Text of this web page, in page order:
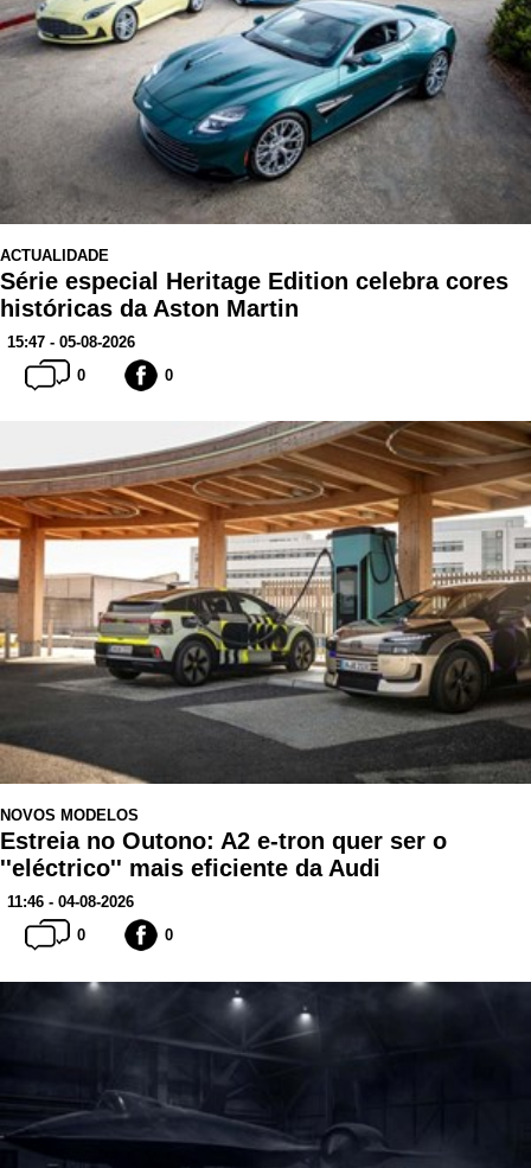
ACTUALIDADE
Série especial Heritage Edition celebra cores
históricas da Aston Martin
15:47 - 05-08-2026
0
0
NOVOS MODELOS
Estreia no Outono: A2 e-tron quer ser o
''eléctrico'' mais eficiente da Audi
11:46 - 04-08-2026
0
0